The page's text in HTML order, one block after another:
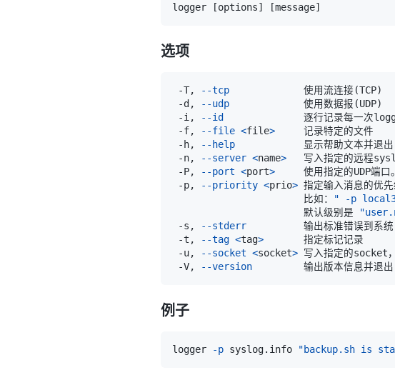
logger [options] [message]
选项
-T, --tcp
             使用流连接
(TCP)
-d,
--udp
             使用数据报
(UDP)
-i,
--id
-f,
--file <file>
-h,
--help
-n,
--server <name>
-P,
--port <port>
-p,
--priority <prio> 指定输入消息的优
                       比如：
" -p
                       默认级别是
-s,
--stderr
-t,
--tag <tag>
-u,
--socket <socket>
-V,
--version
例子
logger -p syslog.info "backup.sh is